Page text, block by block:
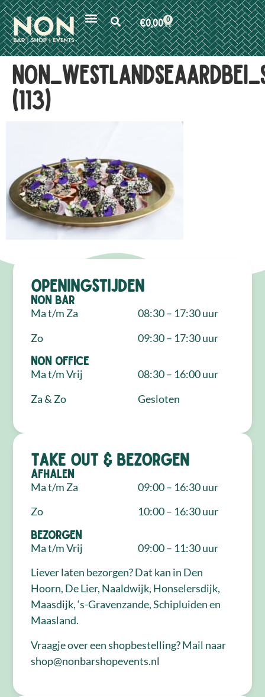
€0,00 0
(113)
Openingstijden
NON Bar
Ma t/m Za
Zo
08:30 – 17:30 uur
09:30 – 17:30 uur
NON Office
Ma t/m Vrij
Za & Zo
08:30 – 16:00 uur
Gesloten
Take out & bezorgen
Afhalen
Ma t/m Za
Zo
09:00 – 16:30 uur
10:00 – 16:30 uur
Bezorgen
Ma t/m Vrij
09:00 – 11:30 uur
Liever laten bezorgen? Dat kan in Den
Hoorn, De Lier, Naaldwijk, Honselersdijk,
Maasdijk, ‘s-Gravenzande, Schipluiden en
Maasland.
Vraagje over een shopbestelling? Mail naar
shop@nonbarshopevents.nl